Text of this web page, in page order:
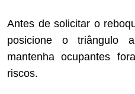
Antes de solicitar o
posicione o triângulo
mantenha ocupantes
riscos.